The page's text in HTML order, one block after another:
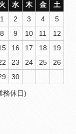
水 木 金
土
1
2 3 4
5
8 9 10 11
12
16 17 18
19
23 24 25
26
30
務休日)